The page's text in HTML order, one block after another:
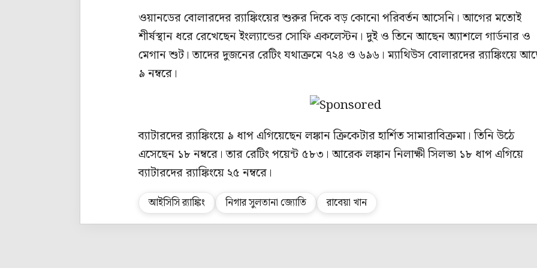
ওয়ানডের বোলারদের র‍্যাঙ্কিংয়ের শুরুর দিকে বড় কোনো পরিবর্তন আসেনি। আগের মতোই
শীর্ষস্থান ধরে রেখেছেন ইংল্যান্ডের সোফি একলেস্টন। দুই ও তিনে আছেন অ্যাশলে গার্ডনার ও
মেগান শুট। তাদের দুজনের রেটিং যথাক্রমে ৭২৪ ও ৬৯৬। ম্যাথিউস বোলারদের র‍্যাঙ্কিংয়ে
৯ নম্বরে।
ব্যাটারদের র‍্যাঙ্কিংয়ে ৯ ধাপ এগিয়েছেন লঙ্কান ক্রিকেটার হার্শিত সামারাবিক্রমা। তিনি উঠে
এসেছেন ১৮ নম্বরে। তার রেটিং পয়েন্ট ৫৮৩। আরেক লঙ্কান নিলাক্ষী সিলভা ১৮ ধাপ এগিয়ে
ব্যাটারদের র‍্যাঙ্কিংয়ে ২৫ নম্বরে।
আইসিসি র‍্যাঙ্কিং নিগার সুলতানা জ্যোতি রাবেয়া খান